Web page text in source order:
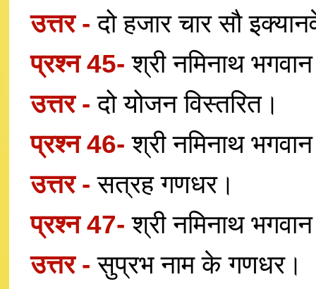
उत्तर -दो हजार चार सौ
प्रश्न 45-श्री नमिनाथ
उत्तर -दो योजन विस्तरित।
प्रश्न 46-श्री नमिनाथ
उत्तर -सत्रह गणधर।
प्रश्न 47-श्री नमिनाथ
उत्तर -सुप्रभ नाम के गणधर।